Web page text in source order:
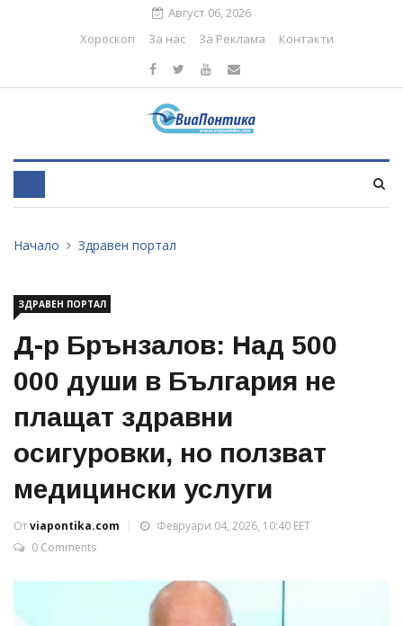
Август 06, 2026
Хороскоп
За нас За Реклама Контакти
Начало Здравен портал
ЗДРАВЕН ПОРТАЛ
Д-р Брънзалов: Над 500
000 души в България не
плащат здравни
осигуровки, но ползват
медицински услуги
Отviapontika.com
Февруари 04, 2026, 10:40 EET
0 Comments